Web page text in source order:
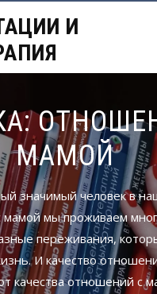
МАМОЙ
значимый человек в
мамой мы проживаем
переживания,
И качество
качества отношений с